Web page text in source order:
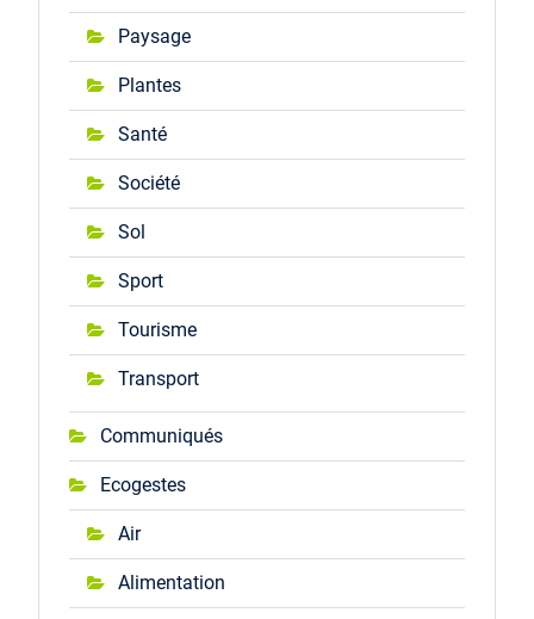
Paysage
Plantes
Santé
Société
Sol
Sport
Tourisme
Transport
Communiqués
Ecogestes
Air
Alimentation